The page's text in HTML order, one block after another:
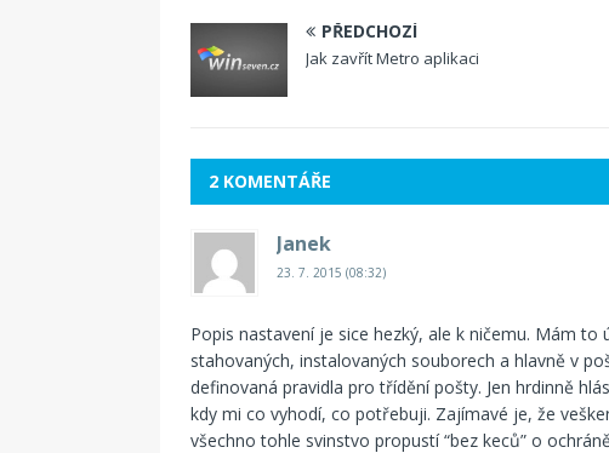
PŘEDCHOZÍ
Jak zavřít Metro aplikaci
2 KOMENTÁŘE
Janek
23. 7. 2015 (08:32)
Popis nastavení je sice hezký, ale k ničemu. Mám
stahovaných, instalovaných souborech a hlavně v
definovaná pravidla pro třídění pošty. Jen hrdinně
kdy mi co vyhodí, co potřebuji. Zajímavé je, že
všechno tohle svinstvo propustí “bez keců” o